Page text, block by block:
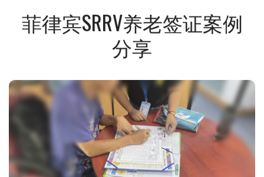
菲律宾SRRV养老签证案例
分享